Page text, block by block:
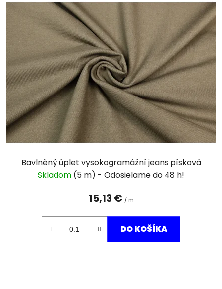
Bavlněný úplet vysokogramážní jeans písková
Skladom (5 m)
15,13 € / m
DO KOŠÍKA